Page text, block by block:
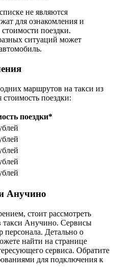
не являются
для ознакомления и
поездки.
ситуаций может
маршрутов на такси из
поездки:
поездки*
Анучино
стоит рассмотреть
такси Анучино. Сервисы
персонала. Детально о
найти на странице
сервиса. Обратите
для подключения к